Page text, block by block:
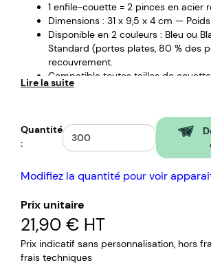
1 enfile-couette = 2 pinces en acier
Dimensions : 31 x 9,5 x 4 cm —
Disponible en 2 couleurs : Bleu ou
Standard (portes plates, 80 % des
recouvrement.
Compatible toutes tailles de couette.
Prêt à l'emploi, aucune installation
Lire la suite
Quantité
:
Modifiez la quantité pour voir
Prix unitaire
21,90 € HT
Prix indicatif sans personnalisation, hors
frais techniques